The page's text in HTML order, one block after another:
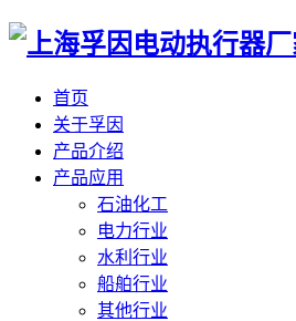
首页
关于孚因
产品介绍
产品应用
石油化工
电力行业
水利行业
船舶行业
其他行业